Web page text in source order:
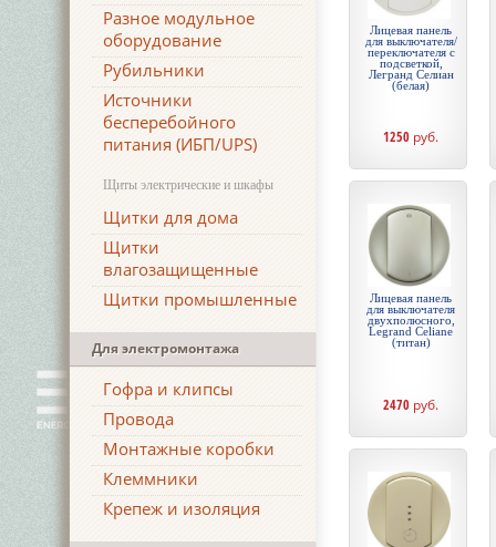
Разное модульное
оборудование
Рубильники
Источники
бесперебойного
питания (ИБП/UPS)
Щиты электрические и шкафы
Щитки для дома
Щитки
влагозащищенные
Щитки промышленные
Для электромонтажа
Гофра и клипсы
Провода
Монтажные коробки
Клеммники
Крепеж и изоляция
Лицевая панель
для выключателя/
переключателя с
подсветкой,
Легранд Селиан
(белая)
1250 руб.
Лицевая панель
для выключателя
двухполюсного,
Legrand Celiane
(титан)
2470 руб.